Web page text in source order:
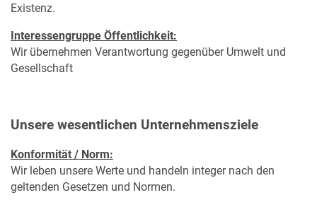
MERKLISTE
Existenz.
Interessengruppe Öffentlichkeit:
Wir übernehmen Verantwortung gegenüber Umwelt und
Gesellschaft
Unsere wesentlichen Unternehmensziele
Konformität / Norm:
Wir leben unsere Werte und handeln integer nach den
geltenden Gesetzen und Normen.